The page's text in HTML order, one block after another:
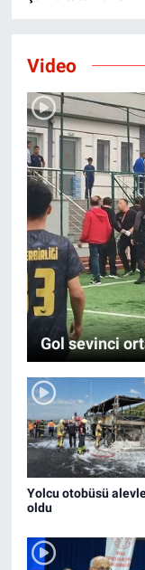
Video
Yolcu otobüsü
oldu
Gol sevinci